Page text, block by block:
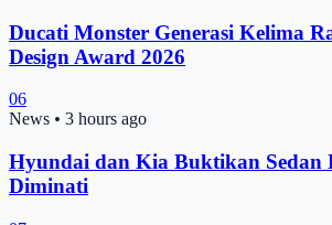
Ducati Monster Generasi Kelima
Design Award 2026
06
News • 3 hours ago
Hyundai dan Kia Buktikan Sedan
Diminati